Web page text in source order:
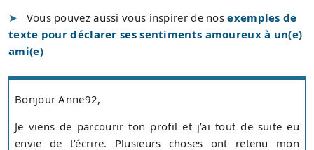
Vous pouvez aussi vous inspirer de nosexemples de
texte pour déclarer ses sentiments amoureux à un(e)
ami(e)
Bonjour Anne92,
Je viens de parcourir ton profil et j’ai tout de suite eu
envie de t’écrire. Plusieurs choses ont retenu mon